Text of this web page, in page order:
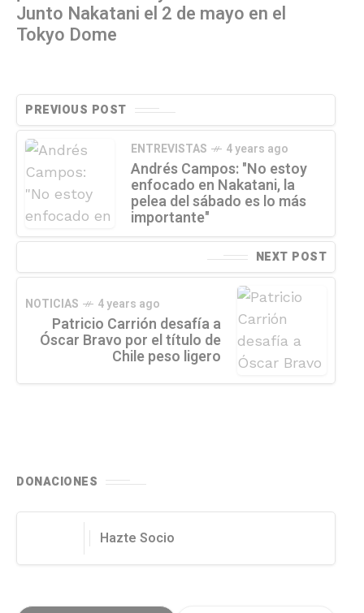
Junto Nakatani el 2 de mayo en el
Tokyo Dome
PREVIOUS POST
ENTREVISTAS 4 years ago
Andrés Campos: "No estoy
enfocado en Nakatani, la
pelea del sábado es lo más
importante"
NEXT POST
NOTICIAS 4 years ago
Patricio Carrión desafía a
Óscar Bravo por el título de
Chile peso ligero
DONACIONES
Hazte Socio